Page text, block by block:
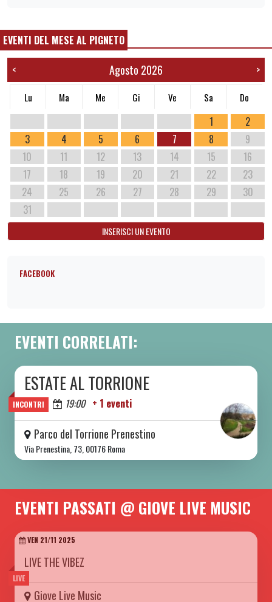
EVENTI DEL MESE AL PIGNETO
< Agosto 2026 >
Lu Ma Me Gi Ve Sa Do
1
2
3
4 5 6 7 8
9
10
11 12 13 14 15
16
17
18 19 20 21 22
23
24
25 26 27 28 29
30
31
INSERISCI UN EVENTO
FACEBOOK
EVENTI CORRELATI:
INCONTRI
DA SAB 06/06 A SAB 08/08 2026
ESTATE AL TORRIONE
Oggi 19:00 + 1 eventi
Parco del Torrione Prenestino
Via Prenestina, 73, 00176 Roma
EVENTI PASSATI @ GIOVE LIVE MUSIC
LIVE
VEN 21/11 2025
LIVE THE VIBEZ
Giove Live Music